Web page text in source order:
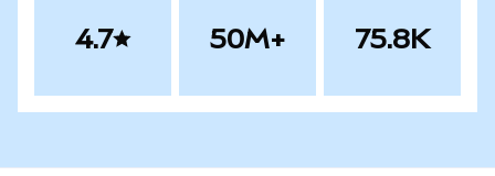
4.7 50M+ 75.8K